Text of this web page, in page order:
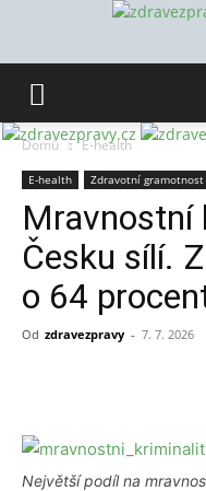
Domů E-health
E-health Zdravotní gramotnost
Mravnostní
Česku sílí.
o 64
Od zdravezpravy - 7. 7. 2026
Největší podíl na